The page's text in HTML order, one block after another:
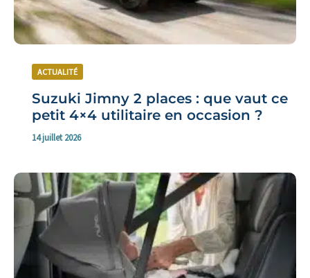
ACTUALITÉ
Suzuki Jimny 2 places : que vaut ce
petit 4×4 utilitaire en occasion ?
14 juillet 2026